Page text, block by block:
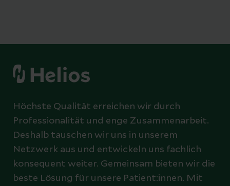
Höchste Qualität erreichen wir durch
Professionalität und enge Zusammenarbeit.
Deshalb tauschen wir uns in unserem
Netzwerk aus und entwickeln uns fachlich
konsequent weiter. Gemeinsam bieten wir die
beste Lösung für unsere Patient:innen. Mit